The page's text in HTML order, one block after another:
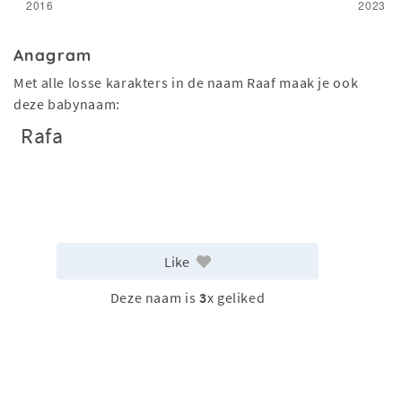
Anagram
Met alle losse karakters in de naam Raaf maak je ook
deze babynaam:
Rafa
Like
Deze naam is 3x geliked